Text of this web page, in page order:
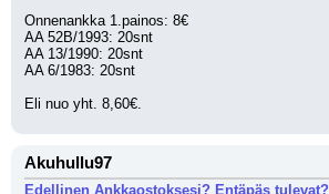
Onnenankka 1.painos: 8€
AA 52B/1993: 20snt
AA 13/1990: 20snt
AA 6/1983: 20snt
Eli nuo yht. 8,60€.
Akuhullu97
Edellinen Ankkaostoksesi? Entäpäs tulevat?